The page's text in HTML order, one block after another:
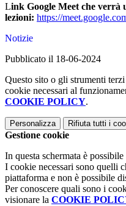
Link Google Meet che verrà
lezioni: https://meet.google.
Notizie
Pubblicato il 18-06-2024
Questo sito o gli strumenti
cookie necessari al
COOKIE POLICY.
Personalizza Rifiuta tutti i
Gestione cookie
In questa schermata è
I cookie necessari sono quelli
piattaforma e non è possibile
Per conoscere quali sono i
visionare la COOKIE